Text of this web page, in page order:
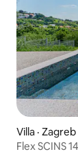
Villa · Zagreb
Flex SCINS